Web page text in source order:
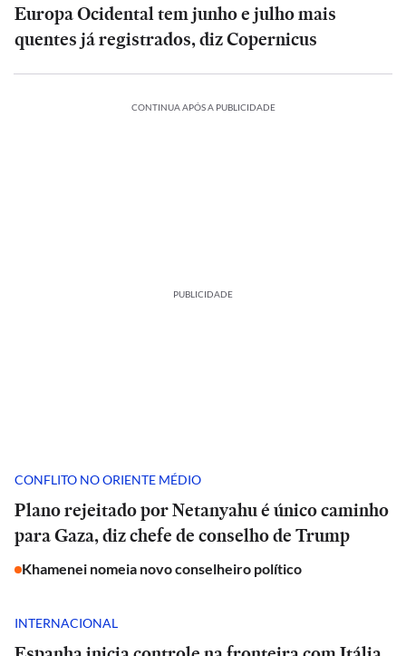
Europa Ocidental tem junho e julho mais
quentes já registrados, diz Copernicus
CONTINUA APÓS A PUBLICIDADE
PUBLICIDADE
CONFLITO NO ORIENTE MÉDIO
Plano rejeitado por Netanyahu é único caminho
para Gaza, diz chefe de conselho de Trump
Khamenei nomeia novo conselheiro político
INTERNACIONAL